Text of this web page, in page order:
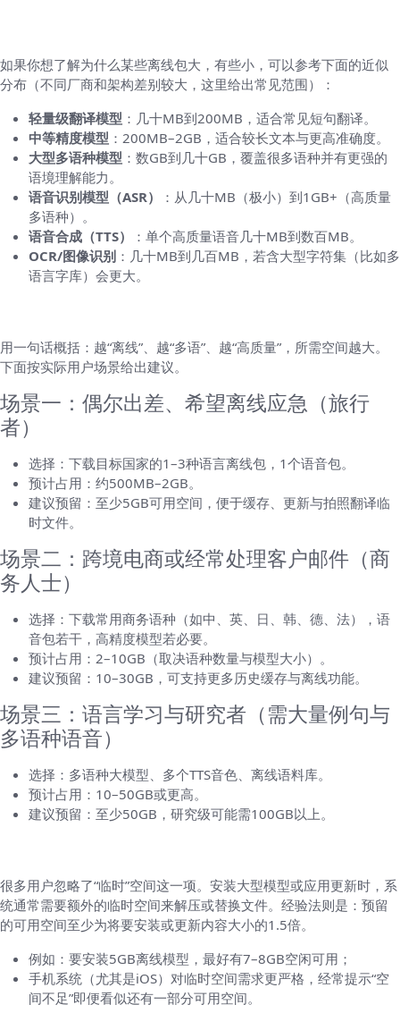
如果你想了解为什么某些离线包大，有些小，可以参考下面的近似
分布（不同厂商和架构差别较大，这里给出常见范围）：
轻量级翻译模型 ：几十MB到200MB，适合常见短句翻译。
中等精度模型 ：200MB–2GB，适合较长文本与更高准确度。
大型多语种模型 ：数GB到几十GB，覆盖很多语种并有更强的
语境理解能力。
语音识别模型（ASR）
：从几十MB（极小）到1GB+（高质量
多语种）。
语音合成（TTS）
：单个高质量语音几十MB到数百MB。
OCR/图像识别 ：几十MB到几百MB，若含大型字符集（比如多
语言字库）会更大。
用一句话概括：越“离线”、越“多语”、越“高质量”，所需空间越大。
下面按实际用户场景给出建议。
场景一：偶尔出差、希望离线应急（旅行
者）
选择：下载目标国家的1–3种语言离线包，1个语音包。
预计占用：约500MB–2GB。
建议预留：至少5GB可用空间，便于缓存、更新与拍照翻译临
时文件。
场景二：跨境电商或经常处理客户邮件（商
务人士）
选择：下载常用商务语种（如中、英、日、韩、德、法），语
音包若干，高精度模型若必要。
预计占用：2–10GB（取决语种数量与模型大小）。
建议预留：10–30GB，可支持更多历史缓存与离线功能。
场景三：语言学习与研究者（需大量例句与
多语种语音）
选择：多语种大模型、多个TTS音色、离线语料库。
预计占用：10–50GB或更高。
建议预留：至少50GB，研究级可能需100GB以上。
很多用户忽略了“临时”空间这一项。安装大型模型或应用更新时，系
统通常需要额外的临时空间来解压或替换文件。经验法则是：预留
的可用空间至少为将要安装或更新内容大小的1.5倍。
例如：要安装5GB离线模型，最好有7–8GB空闲可用；
手机系统（尤其是iOS）对临时空间需求更严格，经常提示“空
间不足”即便看似还有一部分可用空间。